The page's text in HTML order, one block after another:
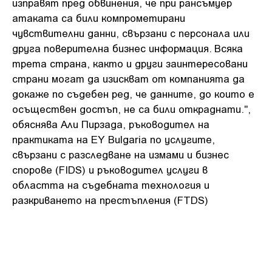
атаката са били компрометирани
чувствителни данни, свързани с персонала или
друга поверителна бизнес информация. Всяка
трета страна, както и други заинтересовани
страни могат да изискват от компанията да
докаже по съдебен ред, че данните, до които е
осъществен достъп, не са били откраднати.",
обяснява Али Пирзада, ръководител на
практиката на EY Bulgaria по услугите,
свързани с разследване на измами и бизнес
спорове (FIDS) и ръководител услуги в
областта на съдебната технология и
разкриването на престъпления (FTDS)